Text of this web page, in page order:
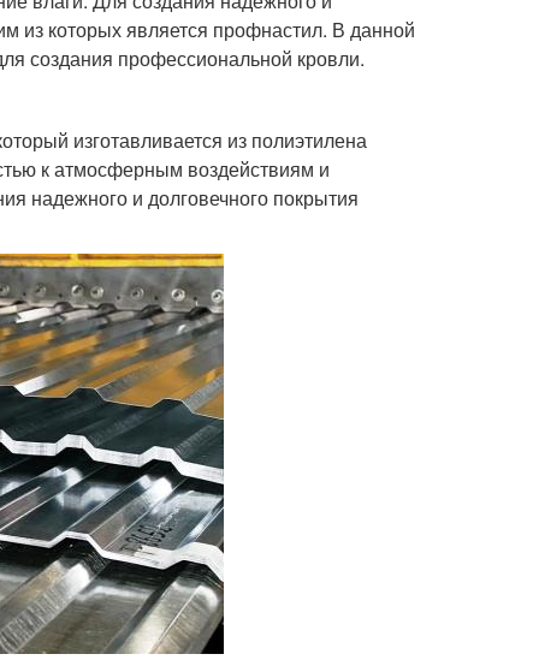
из которых является профнастил. В данной
создания профессиональной кровли.
изготавливается из полиэтилена
к атмосферным воздействиям и
надежного и долговечного покрытия